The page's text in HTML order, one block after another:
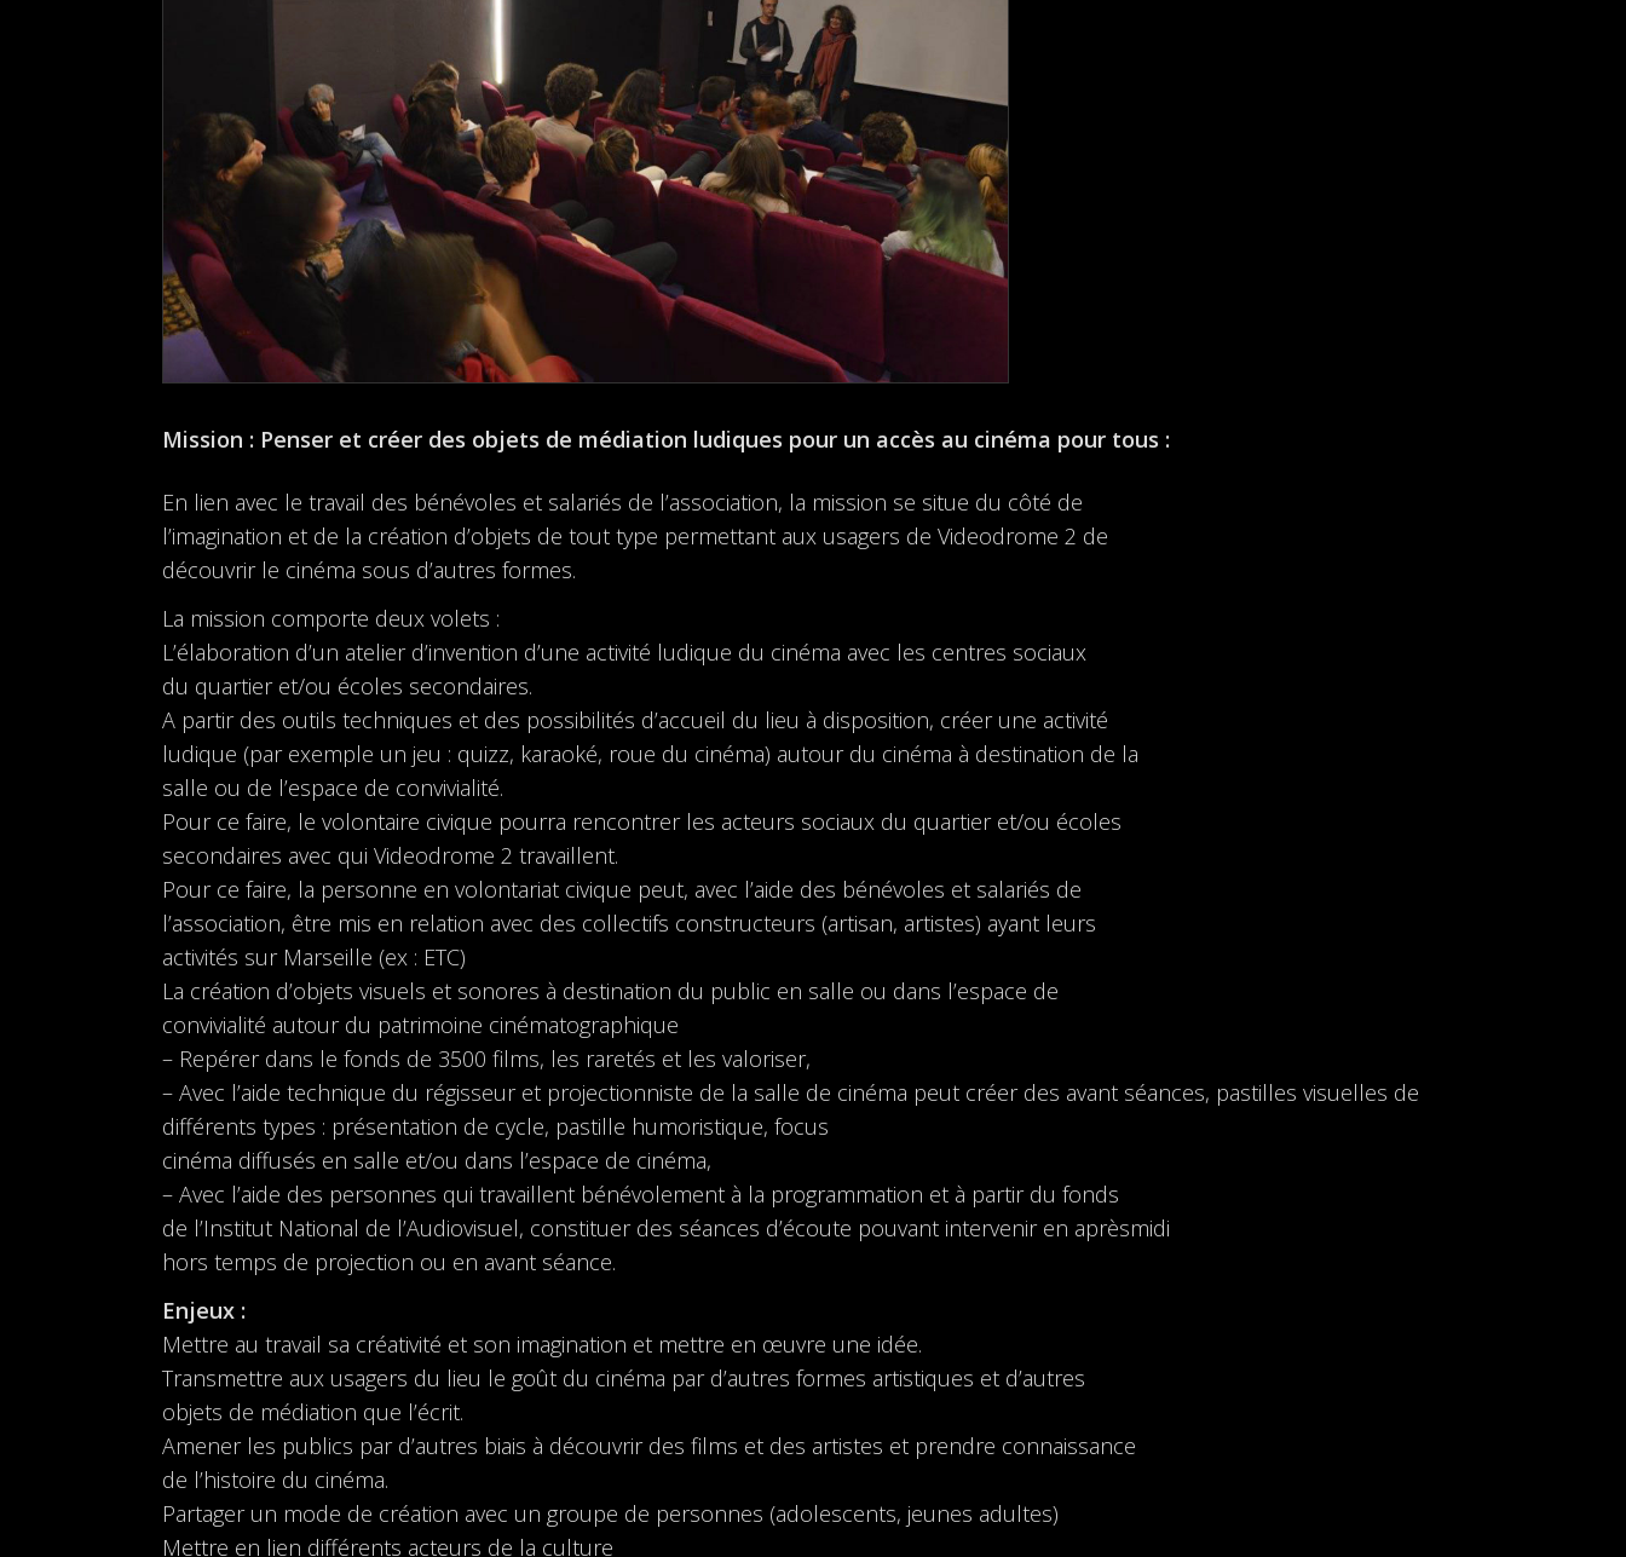
Mission : Penser et créer des objets de médiation ludiques pour un accès au cinéma pour tous :
En lien avec le travail des bénévoles et salariés de l’association, la mission se situe du côté de
l’imagination et de la création d’objets de tout type permettant aux usagers de Videodrome 2 de
découvrir le cinéma sous d’autres formes.
La mission comporte deux volets :
L’élaboration d’un atelier d’invention d’une activité ludique du cinéma avec les centres sociaux
du quartier et/ou écoles secondaires.
A partir des outils techniques et des possibilités d’accueil du lieu à disposition, créer une activité
ludique (par exemple un jeu : quizz, karaoké, roue du cinéma) autour du cinéma à destination de la
salle ou de l’espace de convivialité.
Pour ce faire, le volontaire civique pourra rencontrer les acteurs sociaux du quartier et/ou écoles
secondaires avec qui Videodrome 2 travaillent.
Pour ce faire, la personne en volontariat civique peut, avec l’aide des bénévoles et salariés de
l’association, être mis en relation avec des collectifs constructeurs (artisan, artistes) ayant leurs
activités sur Marseille (ex : ETC)
La création d’objets visuels et sonores à destination du public en salle ou dans l’espace de
convivialité autour du patrimoine cinématographique
– Repérer dans le fonds de 3500 films, les raretés et les valoriser,
– Avec l’aide technique du régisseur et projectionniste de la salle de cinéma peut créer des avant séances, pastilles visuelles de
différents types : présentation de cycle, pastille humoristique, focus
cinéma diffusés en salle et/ou dans l’espace de cinéma,
– Avec l’aide des personnes qui travaillent bénévolement à la programmation et à partir du fonds
de l’Institut National de l’Audiovisuel, constituer des séances d’écoute pouvant intervenir en aprèsmidi
hors temps de projection ou en avant séance.
Enjeux :
Mettre au travail sa créativité et son imagination et mettre en œuvre une idée.
Transmettre aux usagers du lieu le goût du cinéma par d’autres formes artistiques et d’autres
objets de médiation que l’écrit.
Amener les publics par d’autres biais à découvrir des films et des artistes et prendre connaissance
de l’histoire du cinéma.
Partager un mode de création avec un groupe de personnes (adolescents, jeunes adultes)
Mettre en lien différents acteurs de la culture